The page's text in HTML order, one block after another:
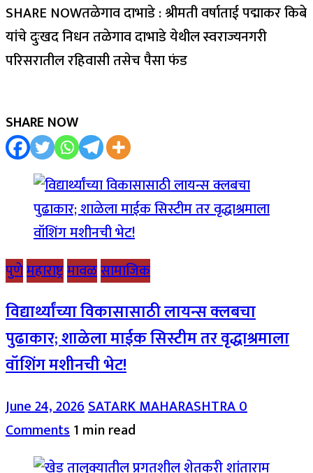
SHARE NOWतळेगाव दाभाडे : श्रीमती वर्षाताई पद्माकर किबे
यांचे दुःखद निधन तळेगाव दाभाडे येथील स्वराज्यनगरी
परिसरातील रहिवासी तसेच पैसा फंड
SHARE NOW
पुणेमहाराष्ट्रमावळसामाजिक
विद्यार्थ्यांच्या विकासासाठी लायन्स क्लबचा
पुढाकार; शाळेला माईक सिस्टीम तर वृद्धाश्रमाला
वॉशिंग मशीनची भेट!
June 24, 2026SATARK MAHARASHTRA0
Comments1 min read